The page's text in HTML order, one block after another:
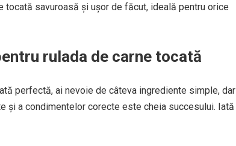
tocată savuroasă și ușor de făcut, ideală pentru orice
rulada de carne tocată
perfectă, ai nevoie de câteva ingrediente simple, dar
și a condimentelor corecte este cheia succesului. Iată